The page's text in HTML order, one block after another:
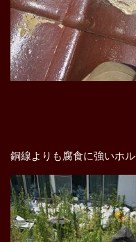
銅線よりも腐食に強いホ